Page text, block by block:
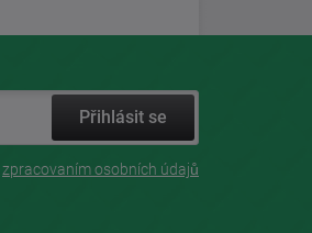
Přihlásit se
zpracovaním osobních údajů